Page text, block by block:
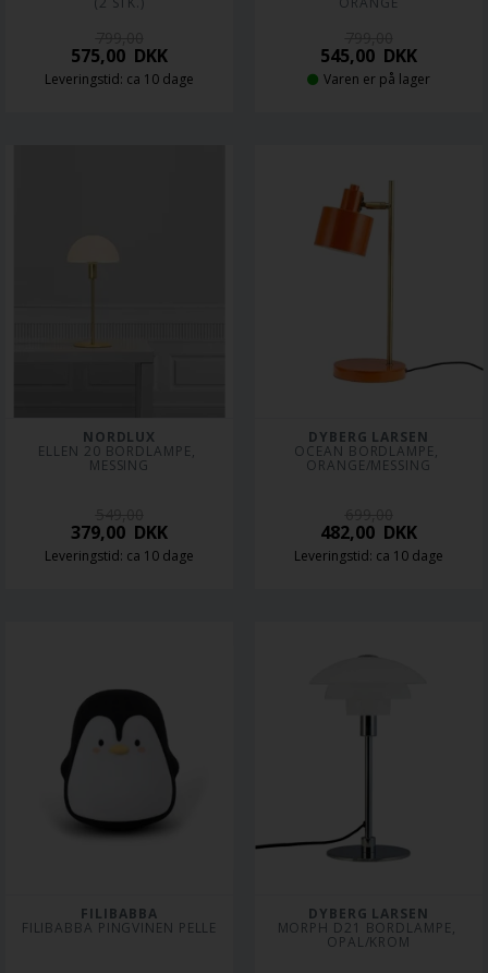
575,00 DKK
Leveringstid: ca 10 dage
545,00 DKK
Varen er på lager
NORDLUX
ELLEN 20 BORDLAMPE,
MESSING
379,00 DKK
Leveringstid: ca 10 dage
DYBERG LARSEN
OCEAN BORDLAMPE,
ORANGE/MESSING
482,00 DKK
Leveringstid: ca 10 dage
FILIBABBA
FILIBABBA PINGVINEN PELLE
DYBERG LARSEN
MORPH D21 BORDLAMPE,
OPAL/KROM